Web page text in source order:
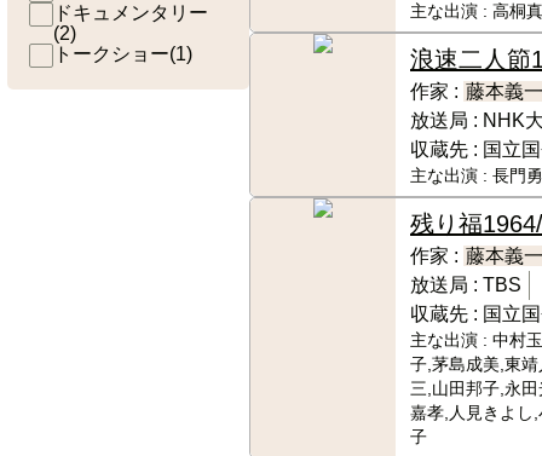
ドキュメンタリー
(2)
トークショー(1)
主な出演 : 高桐
浪速二人節
作家 : 藤本義一
放送局 : NHK
収蔵先 : 国立
主な出演 : 長門
残り福
作家 : 藤本義一
放送局 : TBS
収蔵先 : 国立
主な出演 : 中村
子,茅島成美,東
三,山田邦子,永
嘉孝,人見きよし
子